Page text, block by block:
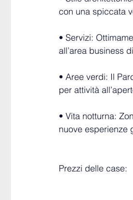
con una spiccata
• Servizi:
all’area business
• Aree verdi: Il
per attività
• Vita notturna:
nuove esperienze
Prezzi delle case: